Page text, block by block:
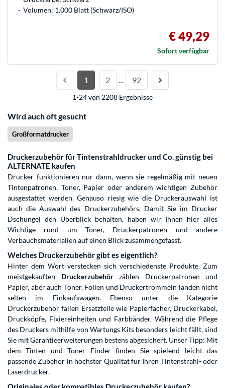
Volumen: 1.000 Blatt (Schwarz/ISO)
€ 49,29
Sofort verfügbar
1 2 … 92
1-24 von 2208 Ergebnisse
Wird auch oft gesucht
Großformatdrucker
Druckerzubehör für Tintenstrahldrucker und Co. günstig bei
ALTERNATE kaufen
Drucker funktionieren nur dann, wenn sie regelmäßig mit neuen
Tintenpatronen, Toner, Papier oder anderem wichtigen Zubehör
ausgestattet werden. Genauso riesig wie die Druckerauswahl ist
auch die Auswahl des Druckerzubehörs. Damit Sie im Drucker
Dschungel den Überblick behalten, haben wir Ihnen hier alles
Wichtige rund um Toner, Druckerpatronen und andere
Verbauchsmaterialien auf einen Blick zusammengefasst.
Welches Druckerzubehör gibt es eigentlich?
Hinter dem Wort verstecken sich verschiedenste Produkte. Zum
meistgekauften Druckerzubehörzählen Druckerpatronen und
Papier, aber auch Toner, Folien und Druckertrommeln landen nicht
selten im Einkaufswagen. Ebenso unter die Kategorie
Druckerzubehör fallen Ersatzteile wie Papierfächer, Druckerkabel,
Druckköpfe, Fixiereinheiten und Farbbänder. Während die Pflege
des Druckers mithilfe von Wartungs Kits besonders leicht fällt, sind
Sie mit Garantieerweiterungen bestens abgesichert. Unser Tipp: Mit
dem Tinten und Toner Finder finden Sie spielend leicht das
passende Zubehör in höchster Qualität für Ihren Tintenstrahl- oder
Laserdrucker.